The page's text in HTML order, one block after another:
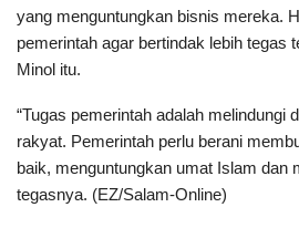
yang menguntungkan bisnis mereka.
pemerintah agar bertindak lebih tegas
Minol itu.
“Tugas pemerintah adalah melindungi
rakyat. Pemerintah perlu berani
baik, menguntungkan umat Islam dan
tegasnya. (EZ/Salam-Online)